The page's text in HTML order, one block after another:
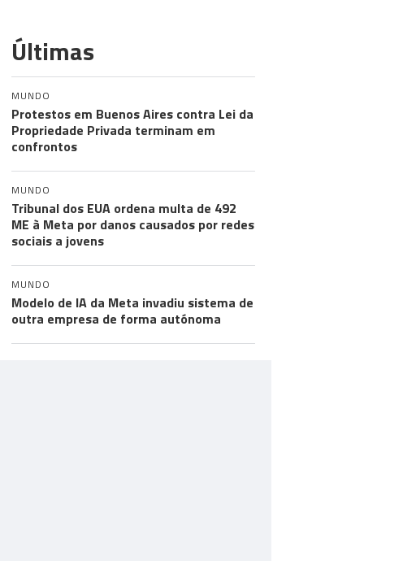
Últimas
MUNDO
Protestos em Buenos Aires contra Lei da
Propriedade Privada terminam em
confrontos
MUNDO
Tribunal dos EUA ordena multa de 492
ME à Meta por danos causados por redes
sociais a jovens
MUNDO
Modelo de IA da Meta invadiu sistema de
outra empresa de forma autónoma